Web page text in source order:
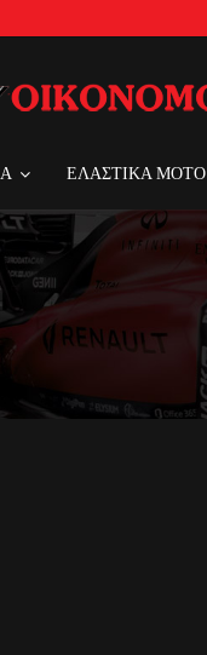
ΕΛΑΣΤΙΚΑ MOTO